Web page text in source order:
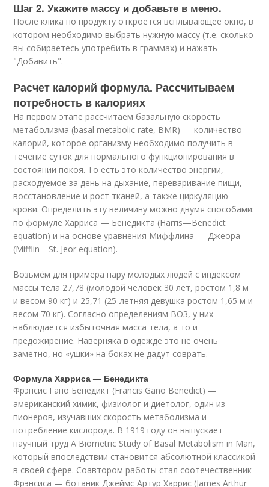
Шаг 2. Укажите массу и добавьте в меню.
После клика по продукту откроется всплывающее окно, в
котором необходимо выбрать нужную массу (т.е. сколько
вы собираетесь употребить в граммах) и нажать
"Добавить".
Расчет калорий формула. Рассчитываем
потребность в калориях
На первом этапе рассчитаем базальную скорость
метаболизма (basal metabolic rate, BMR) — количество
калорий, которое организму необходимо получить в
течение суток для нормального функционирования в
состоянии покоя. То есть это количество энергии,
расходуемое за день на дыхание, переваривание пищи,
восстановление и рост тканей, а также циркуляцию
крови. Определить эту величину можно двумя способами:
по формуле Харриса — Бенедикта (Harris—Benedict
equation) и на основе уравнения Миффлина — Джеора
(Mifflin—St. Jeor equation).
Возьмём для примера пару молодых людей с индексом
массы тела 27,78 (молодой человек 30 лет, ростом 1,8 м
и весом 90 кг) и 25,71 (25-летняя девушка ростом 1,65 м и
весом 70 кг). Согласно определениям ВОЗ, у них
наблюдается избыточная масса тела, а то и
предожирение. Наверняка в одежде это не очень
заметно, но «ушки» на боках не дадут соврать.
Формула Харриса — Бенедикта
Фрэнсис Гано Бенедикт (Francis Gano Benedict) —
американский химик, физиолог и диетолог, один из
пионеров, изучавших скорость метаболизма и
потребление кислорода. В 1919 году он выпускает
научный труд A Biometric Study of Basal Metabolism in Man,
который впоследствии становится абсолютной классикой
в своей сфере. Соавтором работы стал соотечественник
Фрэнсиса — ботаник Джеймс Артур Харрис (James Arthur